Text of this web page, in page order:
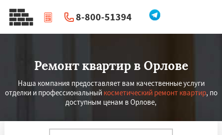
8-800-51394
| Перезвоните мне
Ремонт квартир в Орлове
Наша компания предоставляет вам качественные услуги
отделки и профессиональный косметический ремонт квартир, по
доступным ценам в Орлове,